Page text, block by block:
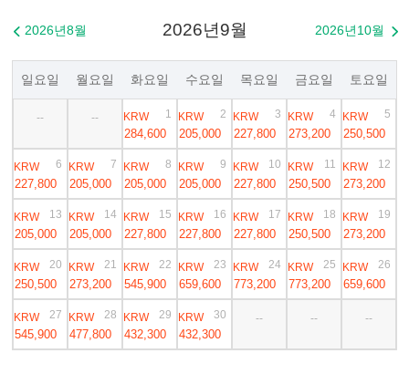
2026년9월
 2026년8월 2026년10월 
일요일 월요일 화요일 수요일 목요일 금요일 토요일
-- -- KRW
284,600
1 KRW
205,000
2 KRW
227,800
3 KRW
273,200
4 KRW
250,500
5
KRW
227,800
6 KRW
205,000
7 KRW
205,000
8 KRW
205,000
9 KRW
227,800
10 KRW
250,500
11 KRW
273,200
12
KRW
205,000
13 KRW
205,000
14 KRW
227,800
15 KRW
227,800
16 KRW
227,800
17 KRW
250,500
18 KRW
273,200
19
KRW
250,500
20 KRW
273,200
21 KRW
545,900
22 KRW
659,600
23 KRW
773,200
24 KRW
773,200
25 KRW
659,600
26
KRW
545,900
27 KRW
477,800
28 KRW
432,300
29 KRW
432,300
30 -- -- --